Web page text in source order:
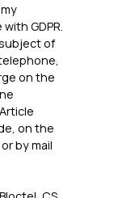
GDPR.
of
on the
on the
by mail